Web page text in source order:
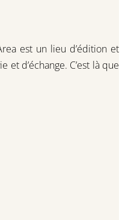
est un lieu d’édition et
et d’échange. C’est là que